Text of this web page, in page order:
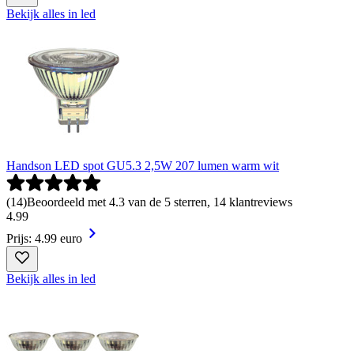
Bekijk alles in led
Handson LED spot GU5.3 2,5W 207 lumen warm wit
(14)Beoordeeld met 4.3 van de 5 sterren, 14 klantreviews
4.99
Prijs: 4.99 euro
Bekijk alles in led